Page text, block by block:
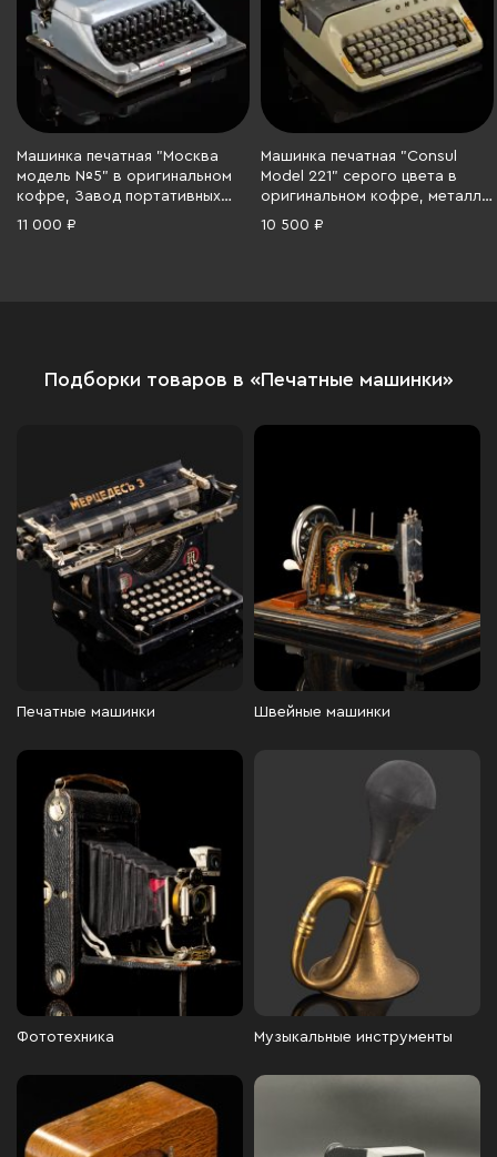
Машинка печатная "Москва
модель №5" в оригинальном
кофре, Завод портативных
пишущих машин, металл,
11 000 ₽
Машинка печатная "Consul
Model 221" серого цвета в
оригинальном кофре, металл,
полимерный материал,
10 500 ₽
Подборки товаров в «Печатные машинки»
Печатные машинки Швейные машинки
Фототехника Музыкальные инструменты